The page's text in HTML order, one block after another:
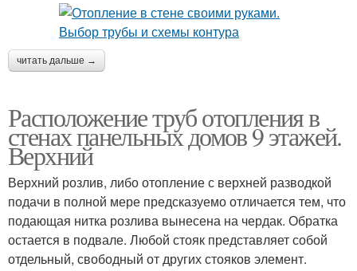
читать дальше →
Расположение труб отопления в
стенах панельных домов 9 этажей.
Верхний
Верхний розлив, либо отопление с верхней разводкой
подачи в полной мере предсказуемо отличается тем, что
подающая нитка розлива вынесена на чердак. Обратка
остается в подвале. Любой стояк представляет собой
отдельный, свободный от других стояков элемент.